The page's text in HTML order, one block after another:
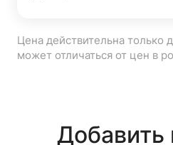
Цена действительна только
может отличаться от цен в
Добавить